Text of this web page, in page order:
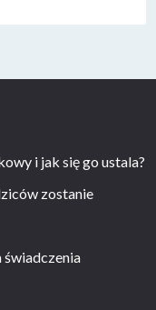
i jak się go ustala?
zostanie
świadczenia